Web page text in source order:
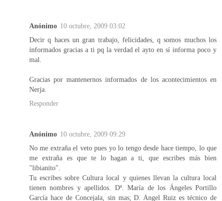
Anónimo 10 octubre, 2009 03:02
Decir q haces un gran trabajo, felicidades, q somos muchos los
informados gracias a ti pq la verdad el ayto en sí informa poco y
mal.
Gracias por mantenernos informados de los acontecimientos en
Nerja.
Responder
Anónimo 10 octubre, 2009 09:29
No me extraña el veto pues yo lo tengo desde hace tiempo, lo que
me extraña es que te lo hagan a ti, que escribes más bien
"libianito".
Tu escribes sobre Cultura local y quienes llevan la cultura local
tienen nombres y apellidos. Dª. María de los Ángeles Portillo
García hace de Concejala, sin mas; D. Angel Ruiz es técnico de